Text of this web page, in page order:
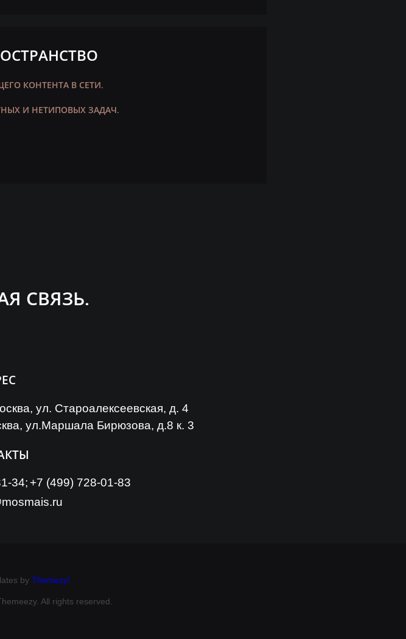
КОНТЕНТА В СЕТИ.
И НЕТИПОВЫХ ЗАДАЧ.
СВЯЗЬ.
ул. Староалексеевская, д. 4
ул.Маршала Бирюзова, д.8 к. 3
34; +7 (499) 728-01-83
by Themezy!
All rights reserved.